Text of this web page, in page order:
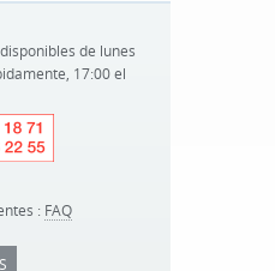
de lunes
17:00 el
: FAQ